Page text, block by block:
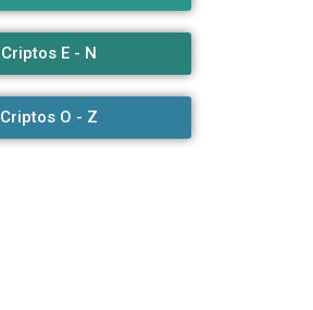
Criptos E - N
Criptos O - Z